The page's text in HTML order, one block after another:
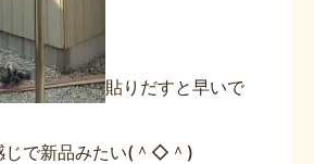
貼りだすと早いで
じで新品みたい(＾◇＾)